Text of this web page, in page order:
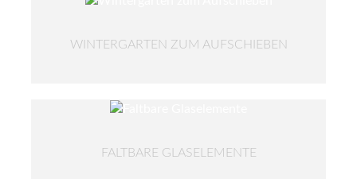
WINTERGARTEN ZUM AUFSCHIEBEN
FALTBARE GLASELEMENTE